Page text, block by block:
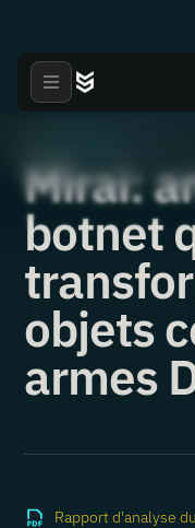
Mirai:
botnet
objets
armes
Rapport d'analyse